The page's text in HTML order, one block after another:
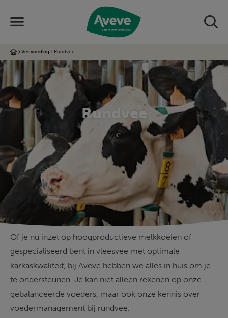
Veevoeding Rundvee
Rundvee
Of je nu inzet op hoogproductieve melkkoeien of
gespecialiseerd bent in vleesvee met optimale
karkaskwaliteit, bij Aveve hebben we alles in huis om je
te ondersteunen. Je kan niet alleen rekenen op onze
gebalanceerde voeders, maar ook onze kennis over
voedermanagement bij rundvee.